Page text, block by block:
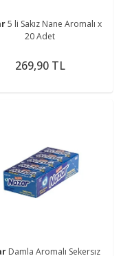
5 li Sakız Nane Aromalı x
20 Adet
269,90 TL
Damla Aromalı Sekersız